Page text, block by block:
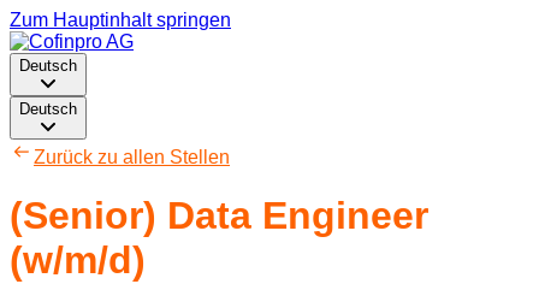
Zum Hauptinhalt springen
Deutsch
Deutsch
Zurück zu allen Stellen
(Senior) Data Engineer
(w/m/d)